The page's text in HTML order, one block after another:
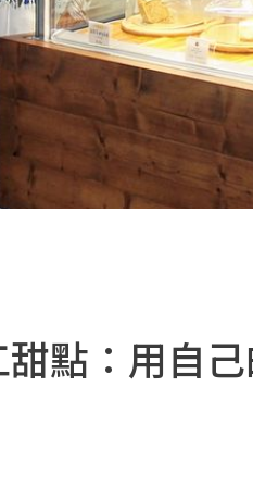
點：用自